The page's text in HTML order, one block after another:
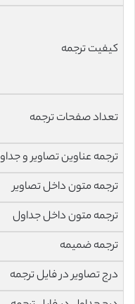
کیفیت ترجمه
تعداد صفحات ترجمه
ترجمه عناوین تصاویر و
ترجمه متون داخل تصاویر
ترجمه متون داخل جداول
ترجمه ضمیمه
درج تصاویر در فایل ترجمه